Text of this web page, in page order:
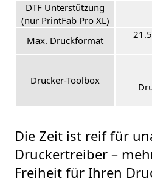
DTF Unterstützung
(nur PrintFab Pro XL)
Max. Druckformat
Drucker-Toolbox
Die Zeit ist reif für
Druckertreiber –
Freiheit für Ihren